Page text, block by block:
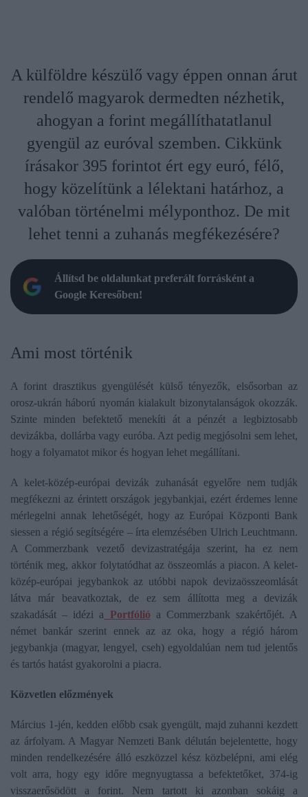
A külföldre készülő vagy éppen onnan árut
rendelő magyarok dermedten nézhetik,
ahogyan a forint megállíthatatlanul
gyengül az euróval szemben. Cikkünk
írásakor 395 forintot ért egy euró, félő,
hogy közelítünk a lélektani határhoz, a
valóban történelmi mélyponthoz. De mit
lehet tenni a zuhanás megfékezésére?
Állítsd be oldalunkat preferált forrásként a
Google Keresőben!
Ami most történik
A forint drasztikus gyengülését külső tényezők, elsősorban az
orosz-ukrán háború nyomán kialakult bizonytalanságok okozzák.
Szinte minden befektető menekíti át a pénzét a legbiztosabb
devizákba, dollárba vagy euróba. Azt pedig megjósolni sem lehet,
hogy a folyamatot mikor és hogyan lehet megállítani.
A kelet-közép-európai devizák zuhanását egyelőre nem tudják
megfékezni az érintett országok jegybankjai, ezért érdemes lenne
mérlegelni annak lehetőségét, hogy az Európai Központi Bank
siessen a régió segítségére – írta elemzésében Ulrich Leuchtmann.
A Commerzbank vezető devizastratégája szerint, ha ez nem
történik meg, akkor folytatódhat az összeomlás a piacon. A kelet-
közép-európai jegybankok az utóbbi napok devizaösszeomlását
látva már beavatkoztak, de ez sem állította meg a devizák
szakadását – idézi a Portfólió a Commerzbank szakértőjét. A
német bankár szerint ennek az az oka, hogy a régió három
jegybankja (magyar, lengyel, cseh) egyoldalúan nem tud jelentős
és tartós hatást gyakorolni a piacra.
Közvetlen előzmények
Március 1-jén, kedden előbb csak gyengült, majd zuhanni kezdett
az árfolyam. A Magyar Nemzeti Bank délután bejelentette, hogy
minden rendelkezésére álló eszközzel kész közbelépni, ami elég
volt arra, hogy egy időre megnyugtassa a befektetőket, 374-ig
visszaerősödött a forint. Nem tartott ki azonban sokáig a